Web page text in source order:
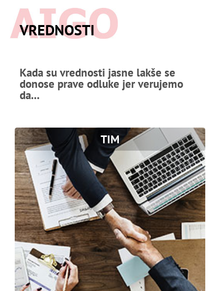
VREDNOSTI
Kada su vrednosti jasne lakše se
donose prave odluke jer verujemo
da...
TIM